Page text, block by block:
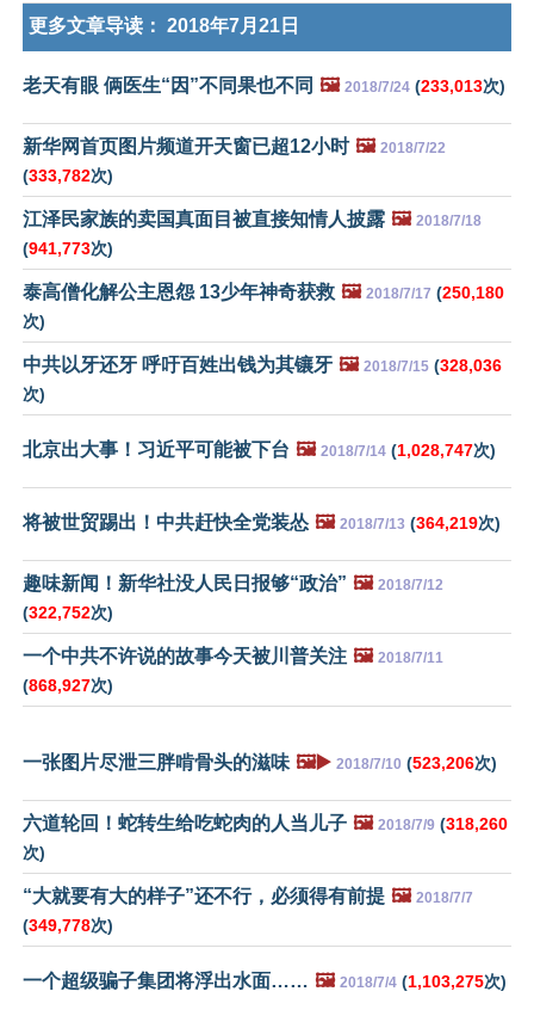
更多文章导读： 2018年7月21日
老天有眼 俩医生“因”不同果也不同 🖼️ 2018/7/24 (233,013次)
新华网首页图片频道开天窗已超12小时 🖼️ 2018/7/22
(333,782次)
江泽民家族的卖国真面目被直接知情人披露 🖼️ 2018/7/18
(941,773次)
泰高僧化解公主恩怨 13少年神奇获救 🖼️ 2018/7/17 (250,180
次)
中共以牙还牙 呼吁百姓出钱为其镶牙 🖼️ 2018/7/15 (328,036
次)
北京出大事！习近平可能被下台 🖼️ 2018/7/14 (1,028,747次)
将被世贸踢出！中共赶快全党装怂 🖼️ 2018/7/13 (364,219次)
趣味新闻！新华社没人民日报够“政治” 🖼️ 2018/7/12
(322,752次)
一个中共不许说的故事今天被川普关注 🖼️ 2018/7/11
(868,927次)
一张图片尽泄三胖啃骨头的滋味 🖼️▶️ 2018/7/10 (523,206次)
六道轮回！蛇转生给吃蛇肉的人当儿子 🖼️ 2018/7/9 (318,260
次)
“大就要有大的样子”还不行，必须得有前提 🖼️ 2018/7/7
(349,778次)
一个超级骗子集团将浮出水面…… 🖼️ 2018/7/4 (1,103,275次)